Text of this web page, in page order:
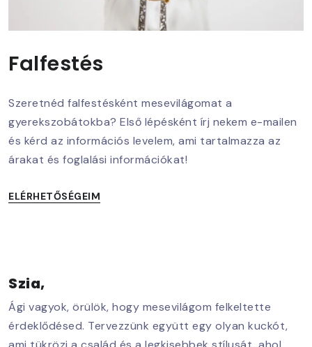
Falfestés
Szeretnéd falfestésként mesevilágomat a
gyerekszobátokba? Első lépésként írj nekem e-mailen
és kérd az információs levelem, ami tartalmazza az
árakat és foglalási információkat!
ELÉRHETŐSÉGEIM
Szia,
Ági vagyok, örülök, hogy mesevilágom felkeltette
érdeklődésed. Tervezzünk együtt egy olyan kuckót,